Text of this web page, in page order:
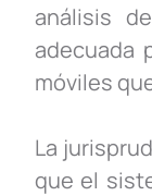
análisis
adecuada
móviles
La
que el